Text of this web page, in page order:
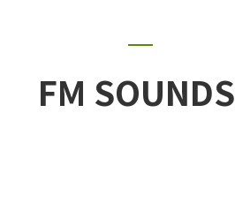
FM SOUNDS